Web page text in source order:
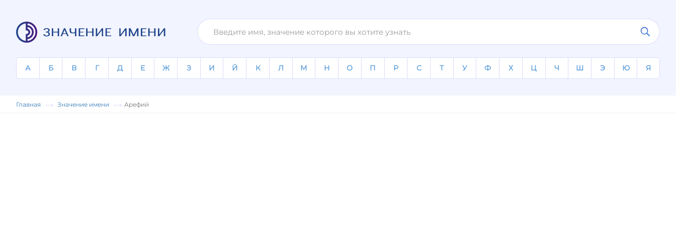
А Б В Г Д Е Ж З И Й К Л М Н О П Р С Т У Ф Х Ц Ч Ш Э Ю Я
Главная Значение имени Арефий